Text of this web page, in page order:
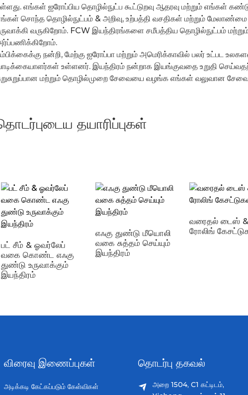
எங்கள் ஐரோப்பிய தொழில்நுட்ப கூட்டுறவு ஆதரவு மற்றும் எங்கள்
சொந்த தொழில்நுட்பம் & அறிவு, உற்பத்தி வசதிகள் மற்றும்
வருகிறோம். FCW இயந்திரங்களை சமீபத்திய தொழில்நுட்பம்
நன்றி, மேற்கு ஐரோப்பா மற்றும் அமெரிக்காவில் பலர் உட்பட
உள்ளனர். இயந்திரம் நன்றாக இயங்குவதை உறுதி
மற்றும் தொழில்முறை சேவையை வழங்க எங்கள் வலுவான சேவை
தயாரிப்புகள்
பட் சீம் & ஓவர்லேப்
வகை கொண்ட எஃகு
துண்டு உருவாக்கும்
இயந்திரம்
எஃகு துண்டு மீயொலி
வகை சுத்தம் செய்யும்
இயந்திரம்
வரைதல் டைஸ் &
ரோலிங்
விரைவு இணைப்புகள்
அடிக்கடி கேட்கப்படும் கேள்விகள்
தொடர்பு தகவல்
அறை 1504, C1 கட்டிடம்,